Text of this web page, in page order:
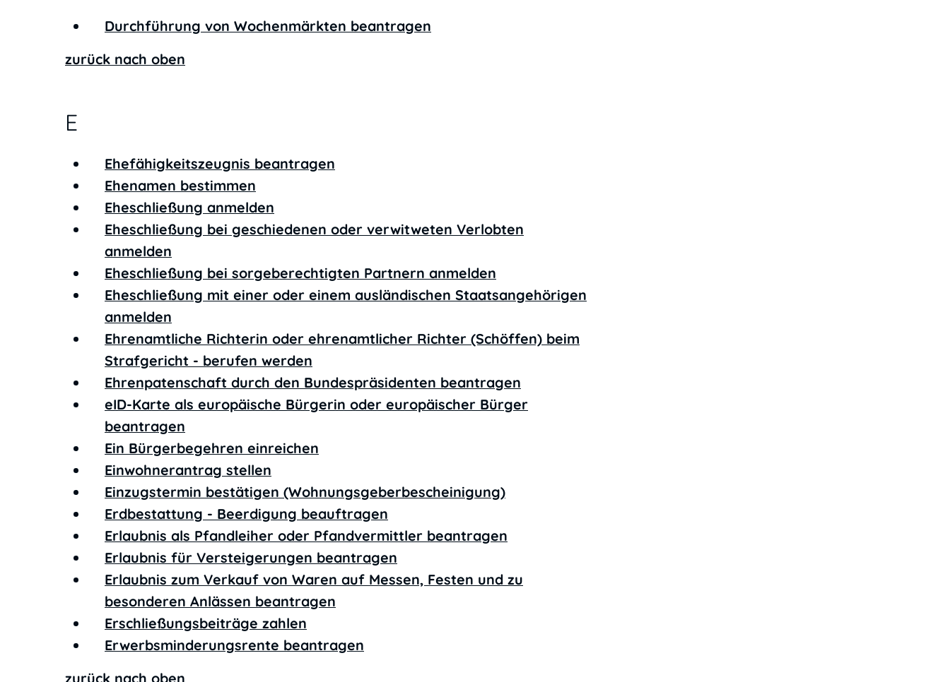
Durchführung von Wochenmärkten beantragen
zurück nach oben
E
Ehefähigkeitszeugnis beantragen
Ehenamen bestimmen
Eheschließung anmelden
Eheschließung bei geschiedenen oder verwitweten Verlobten
anmelden
Eheschließung bei sorgeberechtigten Partnern anmelden
Eheschließung mit einer oder einem ausländischen Staatsangehörigen
anmelden
Ehrenamtliche Richterin oder ehrenamtlicher Richter (Schöffen) beim
Strafgericht - berufen werden
Ehrenpatenschaft durch den Bundespräsidenten beantragen
eID-Karte als europäische Bürgerin oder europäischer Bürger
beantragen
Ein Bürgerbegehren einreichen
Einwohnerantrag stellen
Einzugstermin bestätigen (Wohnungsgeberbescheinigung)
Erdbestattung - Beerdigung beauftragen
Erlaubnis als Pfandleiher oder Pfandvermittler beantragen
Erlaubnis für Versteigerungen beantragen
Erlaubnis zum Verkauf von Waren auf Messen, Festen und zu
besonderen Anlässen beantragen
Erschließungsbeiträge zahlen
Erwerbsminderungsrente beantragen
zurück nach oben